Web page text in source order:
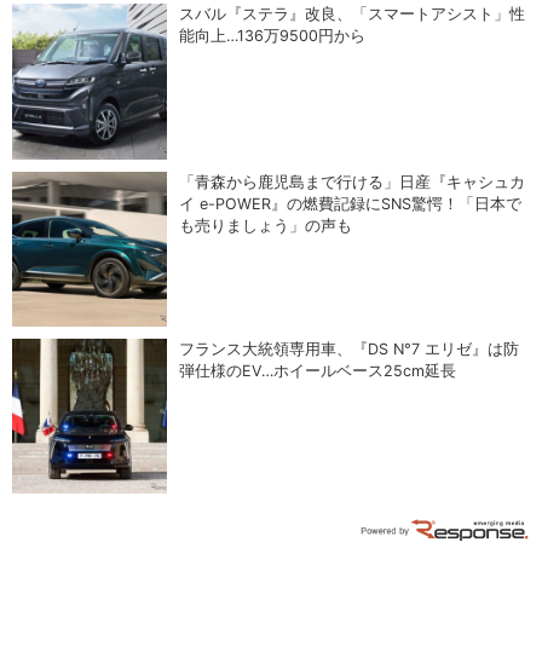
スバル『ステラ』改良、「スマートアシスト」性
能向上…136万9500円から
「青森から鹿児島まで行ける」日産『キャシュカ
イ e-POWER』の燃費記録にSNS驚愕！「日本で
も売りましょう」の声も
フランス大統領専用車、『DS N°7 エリゼ』は防
弾仕様のEV…ホイールベース25cm延長